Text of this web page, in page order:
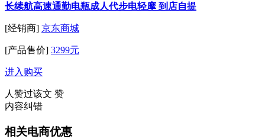
长续航高速通勤电瓶成人代步电轻摩 到店自提
[经销商] 京东商城
[产品售价] 3299元
进入购买
人赞过该文 赞
内容纠错
相关电商优惠